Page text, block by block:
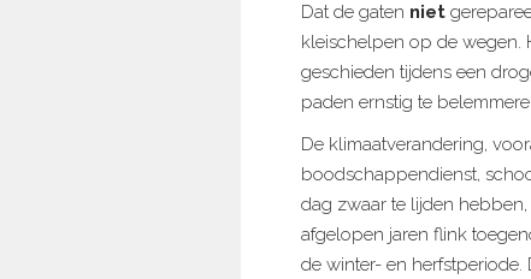
Dat de gaten niet
kleischelpen op de wegen.
geschieden tijdens een
paden ernstig te
De klimaatverandering,
boodschappendienst,
dag zwaar te lijden
afgelopen jaren flink
de winter- en herfstperiode.